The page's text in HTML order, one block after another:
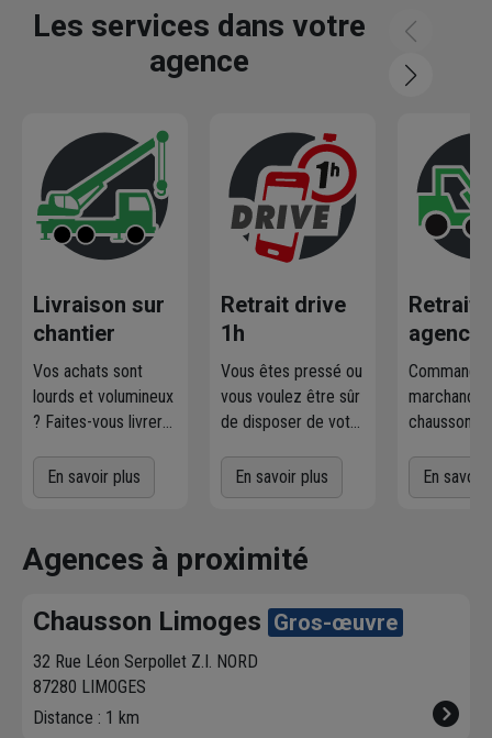
Les services dans votre
agence
Livraison sur
chantier
Vos achats sont
lourds et volumineux
? Faites-vous livrer
voulez! L'agence
Chausson qui
vous contacte pour
fixer le meilleur
livraison. Bonus :
Nous livrons jusqu'au
7ème étage.
En savoir plus
Retrait drive
1h
Vous êtes pressé ou
vous voulez être sûr
de disposer de votre
Commandez
directement les
dans votre agence
sur chausson.fr.
heure plus tard.
En savoir plus
Retrait
agence
l'agence
En savoir
Agences à proximité
Chausson Limoges Gros-œuvre
32 Rue Léon Serpollet Z.I. NORD
87280 LIMOGES
Distance : 1 km